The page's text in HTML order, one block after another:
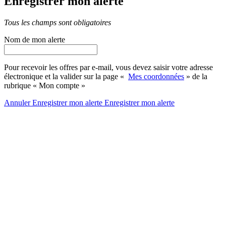
Tous les champs sont obligatoires
Nom de mon alerte
Pour recevoir les offres par e-mail, vous devez saisir votre adresse
électronique et la valider sur la page « Mes coordonnées » de la
rubrique « Mon compte »
AnnulerEnregistrer mon alerte Enregistrermon alerte